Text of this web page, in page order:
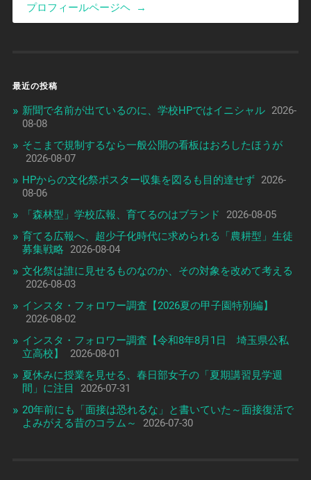
プロフィールページヘ
→
最近の投稿
新聞で名前が出ているのに、学校HPではイニシャル 2026-
08-08
そこまで規制するなら一般公開の看板はおろしたほうが
2026-08-07
HPからの文化祭ポスター収集を図るも目的達せず 2026-
08-06
「森林型」学校広報、育てるのはブランド
2026-08-05
育てる広報へ、超少子化時代に求められる「農耕型」生徒
募集戦略
2026-08-04
文化祭は誰に見せるものなのか、その対象を改めて考える
2026-08-03
インスタ・フォロワー調査【2026夏の甲子園特別編】
2026-08-02
インスタ・フォロワー調査【令和8年8月1日 埼玉県公私
立高校】
2026-08-01
夏休みに授業を見せる、春日部女子の「夏期講習見学週
間」に注目
2026-07-31
20年前にも「面接は恐れるな」と書いていた～面接復活で
よみがえる昔のコラム～
2026-07-30